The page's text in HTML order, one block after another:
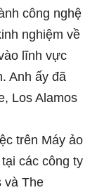
công nghệ
nghiệm về
lĩnh vực
Anh ấy đã
Los Alamos
trên Máy ảo
các công ty
và The